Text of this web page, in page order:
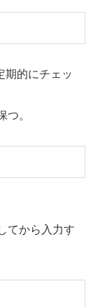
期的にチェッ
つ。
てから入力す